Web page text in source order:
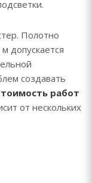
Полотно
допускается
создавать
работ
от нескольких